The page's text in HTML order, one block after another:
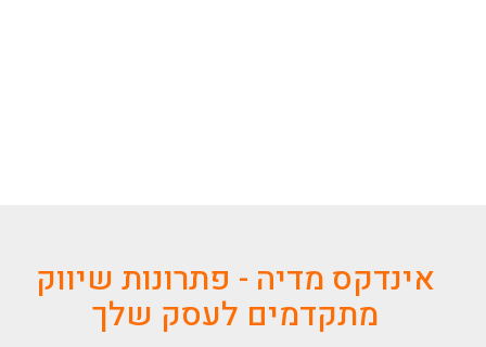
אינדקס מדיה - פתרונות שיווק
מתקדמים לעסק שלך